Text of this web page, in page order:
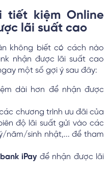
tiết kiệm Online
lãi suất cao
không biết có cách nào
nhận được lãi suất cao
một số gợi ý sau đây:
dài hơn để nhận được
chương trình ưu đãi của
độ lãi suất gửi vào các
năm/sinh nhật,... để tham
iPayđể nhận được lãi